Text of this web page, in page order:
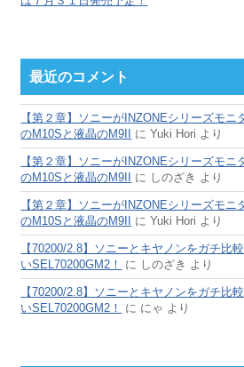
最近のコメント
【第２章】ソニーがINZONEシリーズモ
のM10Sと液晶のM9II
にYuki Hori より
【第２章】ソニーがINZONEシリーズモ
のM10Sと液晶のM9II
に しのざき より
【第２章】ソニーがINZONEシリーズモ
のM10Sと液晶のM9II
にYuki Hori より
【70200/2.8】ソニーとキヤノンをガチ比
いSEL70200GM2！
に しのざき より
【70200/2.8】ソニーとキヤノンをガチ比
いSEL70200GM2！
に にゃ より